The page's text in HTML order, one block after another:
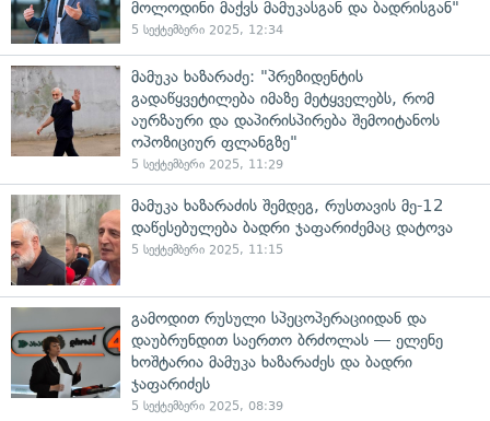
მოლოდინი მაქვს მამუკასგან და ბადრისგან"
5 სექტემბერი 2025, 12:34
მამუკა ხაზარაძე: "პრეზიდენტის
გადაწყვეტილება იმაზე მეტყველებს, რომ
აურზაური და დაპირისპირება შემოიტანოს
ოპოზიციურ ფლანგზე"
5 სექტემბერი 2025, 11:29
მამუკა ხაზარაძის შემდეგ, რუსთავის მე-12
დაწესებულება ბადრი ჯაფარიძემაც დატოვა
5 სექტემბერი 2025, 11:15
გამოდით რუსული სპეცოპერაციიდან და
დაუბრუნდით საერთო ბრძოლას — ელენე
ხოშტარია მამუკა ხაზარაძეს და ბადრი
ჯაფარიძეს
5 სექტემბერი 2025, 08:39